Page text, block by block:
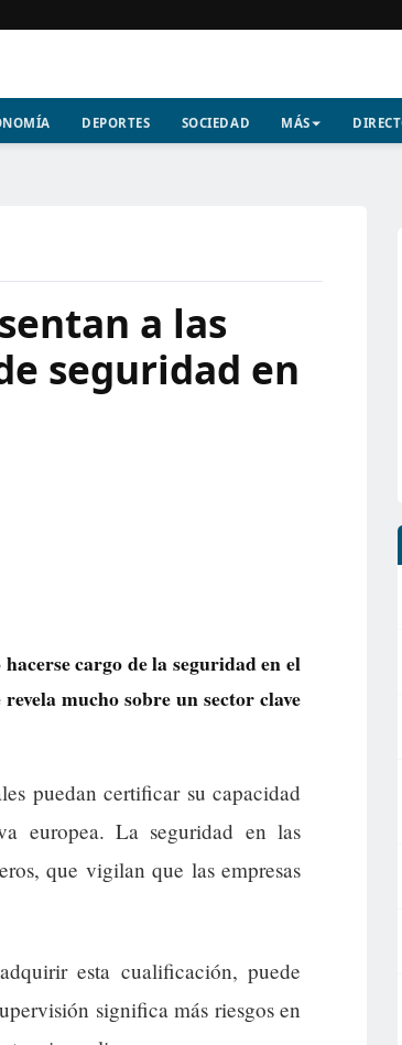
DEPORTES SOCIEDAD MÁS
a las
seguridad en
cargo de la seguridad en el
mucho sobre un sector clave
puedan certificar su capacidad
europea. La seguridad en las
que vigilan que las empresas
esta cualificación, puede
significa más riesgos en